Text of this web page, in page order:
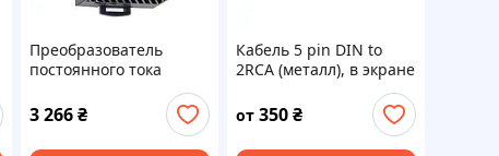
Преобразователь
постоянного тока
MEAN WELL DDR-60G-
24 для DIN-рейки, 60
Вт, 24 В, 52,5 мм,
защита от короткого
3 266₴
Кабель 5 pin DIN to
2RCA (металл), в экране
от 350₴